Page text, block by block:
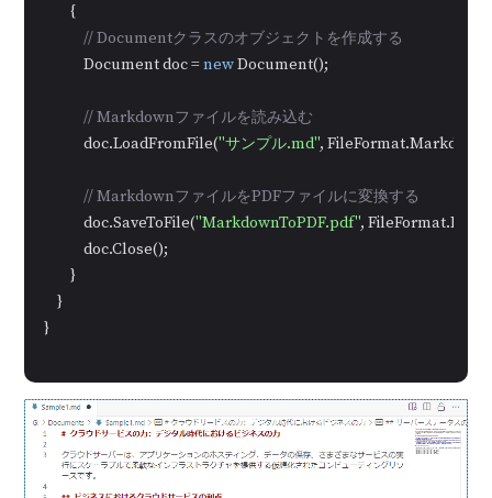
        {
// Documentクラスのオブジェクトを作成する
            Document doc =
new Document();
// Markdownファイルを読み込む
            doc.LoadFromFile(
"サンプル.md",
// MarkdownファイルをPDFファイルに変換する
            doc.SaveToFile(
"MarkdownToPDF.pdf", FileFormat.PDF);
            doc.Close();
        }
    }
}